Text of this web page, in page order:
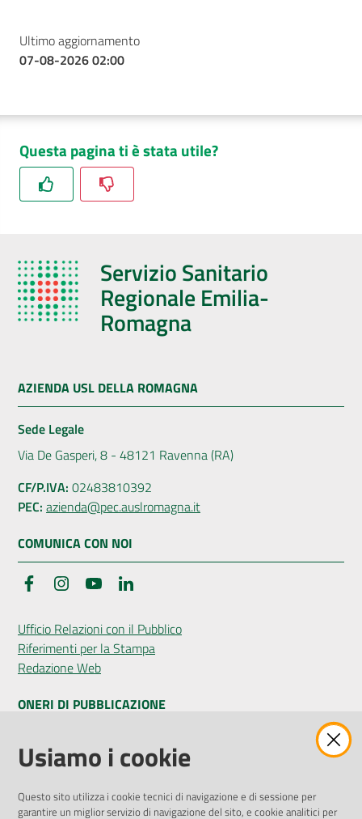
Ultimo aggiornamento
07-08-2026 02:00
Questa pagina ti è stata utile?
Servizio Sanitario
Regionale Emilia-
Romagna
AZIENDA USL DELLA ROMAGNA
Sede Legale
Via De Gasperi, 8 - 48121 Ravenna (RA)
CF/P.IVA: 02483810392
PEC: azienda@pec.auslromagna.it
COMUNICA CON NOI
FacebookInstagramYouTube
Ufficio Relazioni con il Pubblico
Riferimenti per la Stampa
Redazione Web
ONERI DI PUBBLICAZIONE
Amministrazione Trasparente
Pubblicità legale
Privacy Policy
Usiamo i cookie
Questo sito utilizza i cookie tecnici di navigazione e di sessione per
garantire un miglior servizio di navigazione del sito, e cookie analitici per